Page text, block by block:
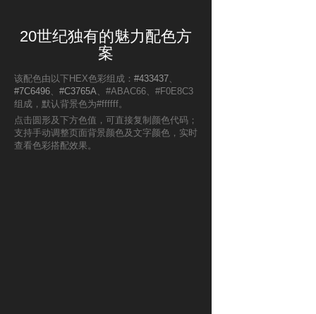
20世纪独有的魅力配色方
案
该配色由以下HEX色彩组成： #433437、
#7C6496、 #C3765A、#ABAC66、#F0E8C3
组成，默认背景色为#ffffff。
点击圆形及下方色值，可直接复制颜色代码；
支持手动调整页面背景颜色及文字颜色，实时
查看色彩搭配效果。